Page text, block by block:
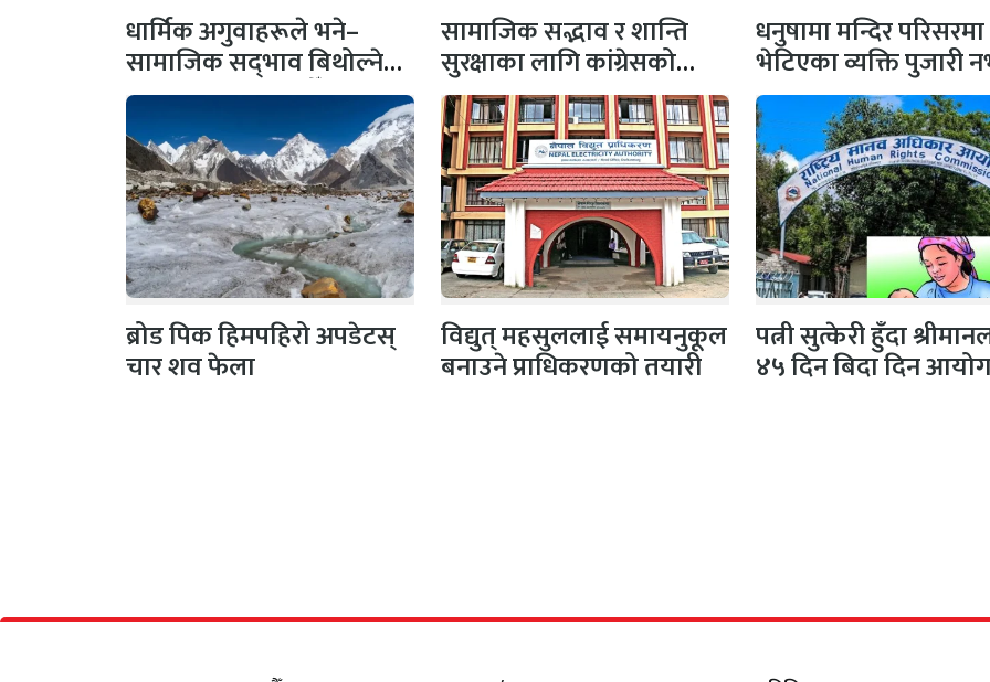
धार्मिक अगुवाहरूले भने–
सामाजिक सद्‌भाव बिथोल्ने
कार्यमा संलग्न नहोऔँ
सामाजिक सद्भाव र शान्ति
सुरक्षाका लागि कांग्रेसको
पहल, सभापति गगन…
धनुषामा मन्दिर
भेटिएका व्यक्ति पुजारी
प्रहरीको स्पष्टिकरण
ब्रोड पिक हिमपहिरो अपडेटस्
चार शव फेला
विद्युत् महसुललाई समायनुकूल
बनाउने प्राधिकरणको तयारी
पत्नी सुत्केरी हुँदा
४५ दिन बिदा दिन